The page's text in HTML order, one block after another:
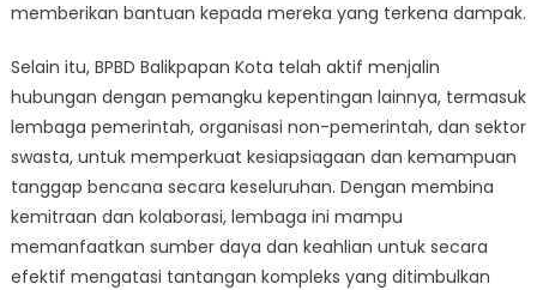
memberikan bantuan kepada mereka yang terkena dampak.
Selain itu, BPBD Balikpapan Kota telah aktif menjalin
hubungan dengan pemangku kepentingan lainnya, termasuk
lembaga pemerintah, organisasi non-pemerintah, dan sektor
swasta, untuk memperkuat kesiapsiagaan dan kemampuan
tanggap bencana secara keseluruhan. Dengan membina
kemitraan dan kolaborasi, lembaga ini mampu
memanfaatkan sumber daya dan keahlian untuk secara
efektif mengatasi tantangan kompleks yang ditimbulkan